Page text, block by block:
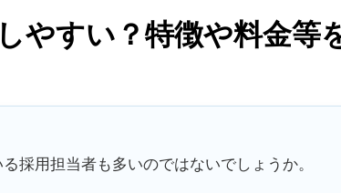
やすい？特徴や料金等
採用担当者も多いのではないでしょうか。